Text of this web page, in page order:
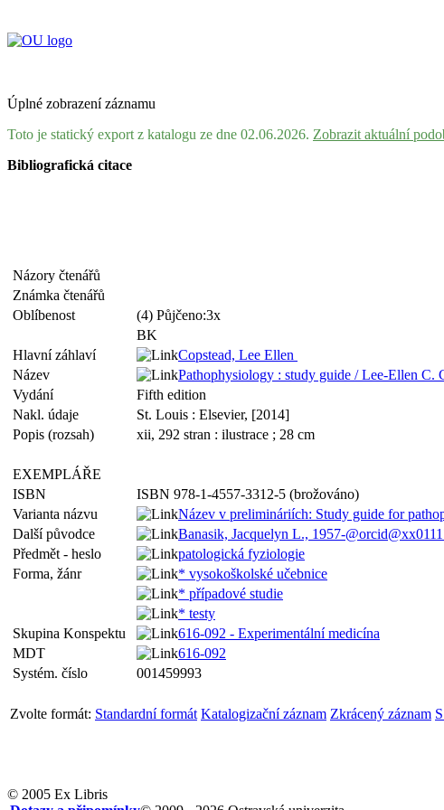
Úplné zobrazení záznamu
Toto je statický export z katalogu ze dne 02.06.2026. Zobrazit aktuální
Bibliografická citace
Názory čtenářů
Známka čtenářů
Oblíbenost
(4) Půjčeno:3x
BK
Hlavní záhlaví
Copstead, Lee Ellen
Název
Pathophysiology : study guide / Lee-Ellen C.
Vydání
Fifth edition
Nakl. údaje
St. Louis : Elsevier, [2014]
Popis (rozsah)
xii, 292 stran : ilustrace ; 28 cm
EXEMPLÁŘE
ISBN
ISBN 978-1-4557-3312-5 (brožováno)
Varianta názvu
Název v prelimináriích: Study guide for
Další původce
Banasik, Jacquelyn L., 1957-
Předmět - heslo
patologická fyziologie
Forma, žánr
* vysokoškolské učebnice
* případové studie
* testy
Skupina Konspektu
616-092 - Experimentální medicína
MDT
616-092
Systém. číslo
001459993
Zvolte formát: Standardní formát Katalogizační záznam Zkrácený záznam
© 2005 Ex Libris